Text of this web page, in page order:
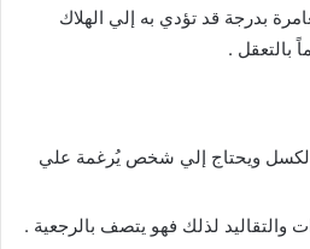
بدرجة قد تؤدي به إلي الهلاك
بالتعقل .
بالكسل ويحتاج إلي شخص يُرغمة علي
والتقاليد لذلك فهو يتصف بالرجعية .